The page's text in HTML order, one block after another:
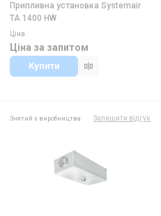
Припливна установка Systemair
TA 1400 HW
Ціна
Ціна за запитом
Купити
Знятий з виробництва Залишити відгук